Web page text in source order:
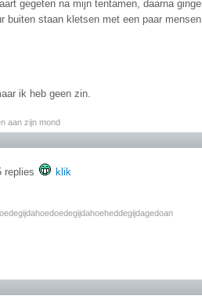
gegeten na mijn tentamen, daarna
buiten staan kletsen met een paar
ik heb geen zin.
aan zijn mond
replies
klik